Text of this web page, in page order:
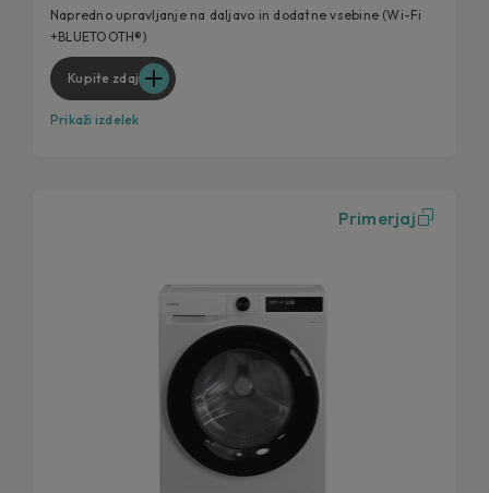
Wi-Fi povezljivost preko aplikacije hOn
Higienska učinkovitost
Napredno upravljanje na daljavo in dodatne vsebine (Wi-Fi
+BLUETOOTH®)
Kupite zdaj
Prikaži izdelek
Primerjaj